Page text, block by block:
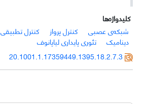
کلیدواژه‌ها
شبکه‌ی عصبی
کنترل پرواز کنترل تطبیقی
دینامیک
تئوری پایداری لیاپانوف
20.1001.1.17359449.1395.18.2.7.3